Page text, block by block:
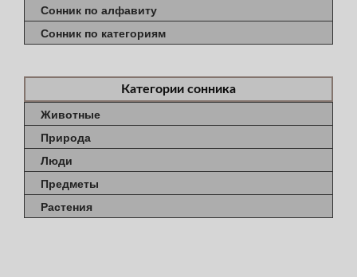
Сонник по алфавиту
Сонник по категориям
Категории сонника
Животные
Природа
Люди
Предметы
Растения